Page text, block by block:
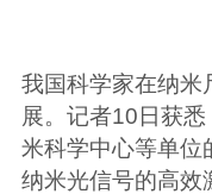
我国科学家在纳米
展。记者10日获
米科学中心等单位
纳米光信号的高效